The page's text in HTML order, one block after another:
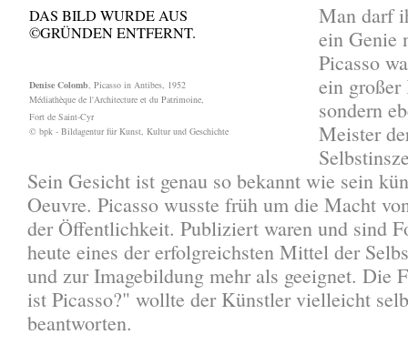
DAS BILD WURDE AUS
©GRÜNDEN ENTFERNT.
Denise Colomb , Picasso in Antibes, 1952
Médiathèque de l'Architecture et du Patrimoine,
Fort de Saint-Cyr
© bpk - Bildagentur für Kunst, Kultur und Geschichte
Man darf
ein Genie
Picasso
ein
sondern
Meister
Sein Gesicht ist genau so bekannt wie sein
Oeuvre. Picasso wusste früh um die Macht
der Öffentlichkeit. Publiziert waren und sind
heute eines der erfolgreichsten Mittel der
und zur Imagebildung mehr als geeignet. Die
ist Picasso?" wollte der Künstler vielleicht
beantworten.